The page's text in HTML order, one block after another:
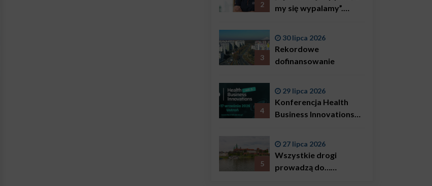
2
my się wypalamy”.
Bączkowski, mówi
wprost: problemem są
3
30 lipca 2026
Rekordowe
dofinansowanie
4
29 lipca 2026
Konferencja Health
Business Innovations
5
27 lipca 2026
Wszystkie drogi
prowadzą do…